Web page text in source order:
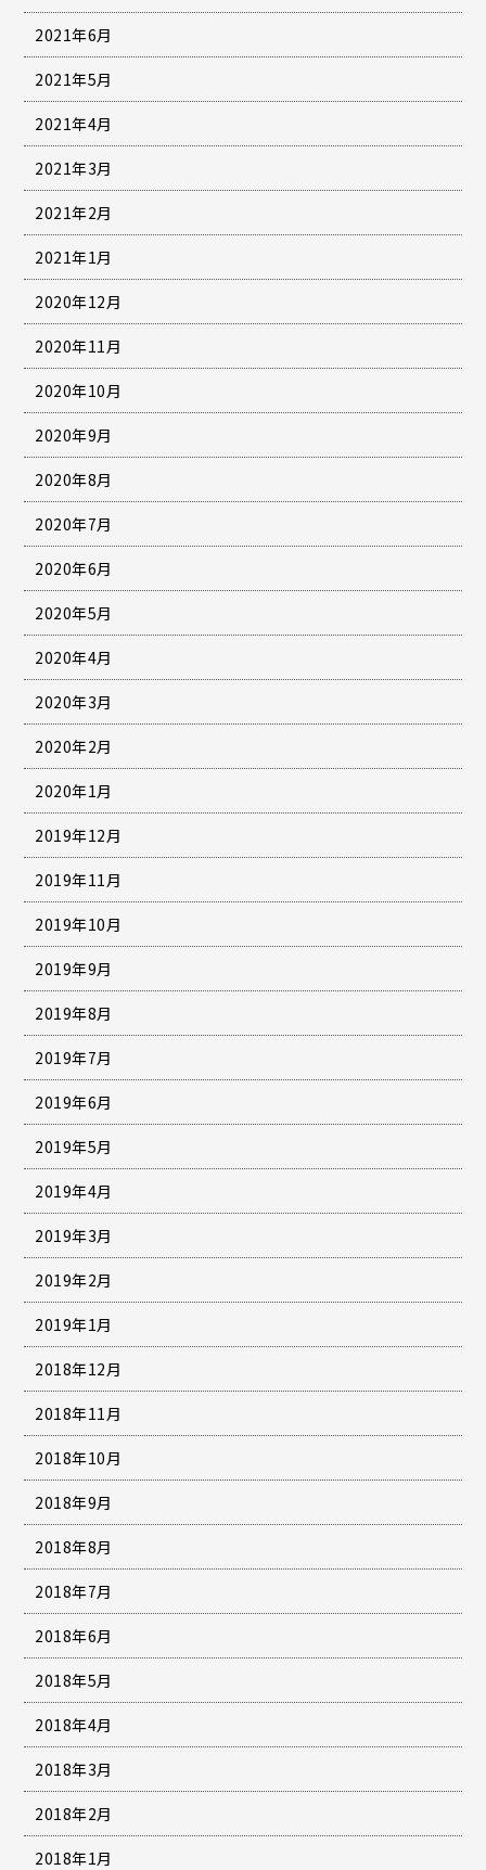
2021年6月
2021年5月
2021年4月
2021年3月
2021年2月
2021年1月
2020年12月
2020年11月
2020年10月
2020年9月
2020年8月
2020年7月
2020年6月
2020年5月
2020年4月
2020年3月
2020年2月
2020年1月
2019年12月
2019年11月
2019年10月
2019年9月
2019年8月
2019年7月
2019年6月
2019年5月
2019年4月
2019年3月
2019年2月
2019年1月
2018年12月
2018年11月
2018年10月
2018年9月
2018年8月
2018年7月
2018年6月
2018年5月
2018年4月
2018年3月
2018年2月
2018年1月